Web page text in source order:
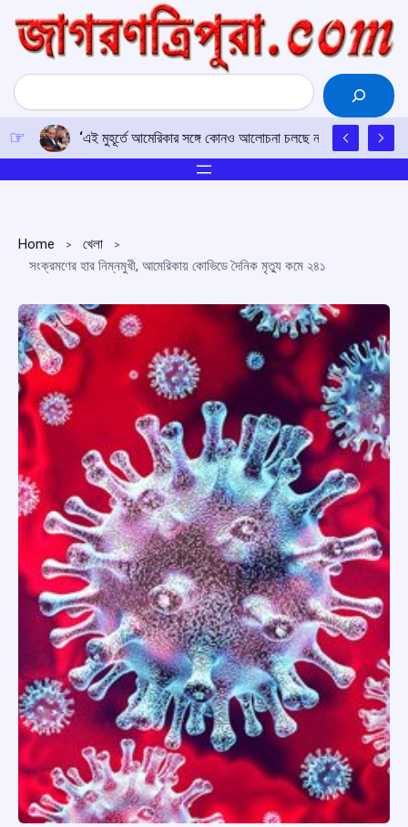
content
Search
‘এই মুহূর্তে আমেরিকার সঙ্গে কোনও আলোচনা চলছে না’: ইরানের
Home
খেলা
সংক্রমণের হার নিম্নমুখী, আমেরিকায় কোভিডে দৈনিক মৃত্যু কমে ২৪১